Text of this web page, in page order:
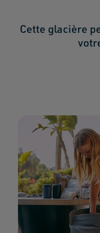
Cette glacière